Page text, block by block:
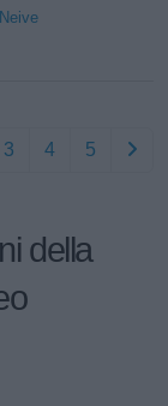
Neive
3 4 5
della